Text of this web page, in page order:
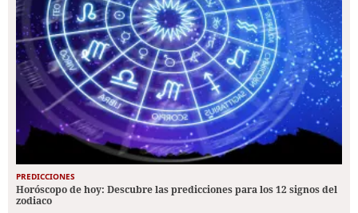
PREDICCIONES
Horóscopo de hoy: Descubre las predicciones para los 12 signos del
zodiaco